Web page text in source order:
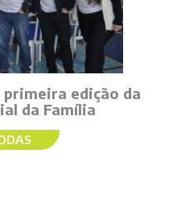
primeira edição da
da Família